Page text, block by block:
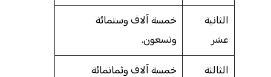
الثانية
عشر
خمسة آلاف وستمائة
وتسعون.
الثالثة
خمسة آلاف وثمانمائة